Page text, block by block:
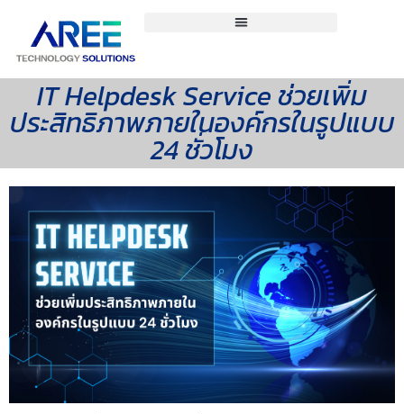
IT Helpdesk Service ช่วยเพิ่ม
ประสิทธิภาพภายในองค์กรในรูปแบบ
24 ชั่วโมง